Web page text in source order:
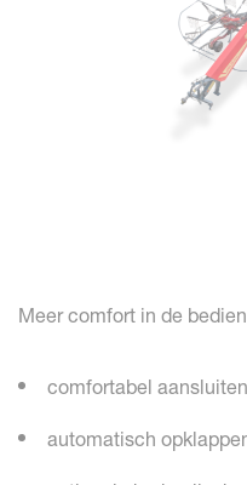
Meer comfort in de
comfortabel
automatisch